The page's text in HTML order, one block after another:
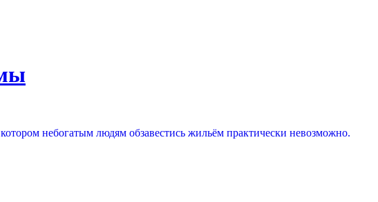
небогатым людям обзавестись жильём практически невозможно.